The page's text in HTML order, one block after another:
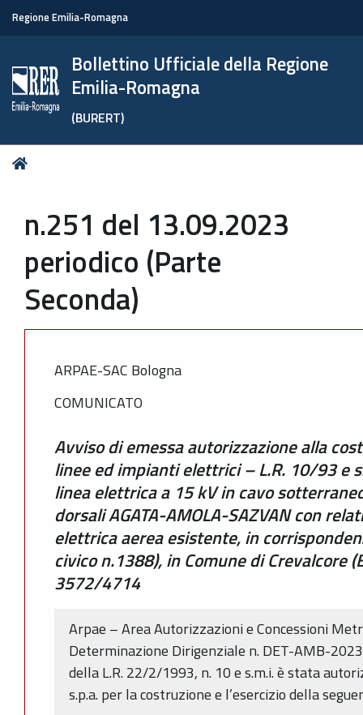
Regione Emilia-Romagna
Bollettino Ufficiale della Regione
Emilia-Romagna
(BURERT)
Tu
n.251 del 13.09.2023
periodico (Parte
Seconda)
ARPAE-SAC Bologna
COMUNICATO
Avviso di emessa autorizzazione alla
linee ed impianti elettrici – L.R. 10/93 e
linea elettrica a 15 kV in cavo
dorsali AGATA-AMOLA-SAZVAN con
elettrica aerea esistente, in
civico n.1388), in Comune di Crevalcore
3572/4714
Arpae – Area Autorizzazioni e Concessioni
Determinazione Dirigenziale n. DET-AMB-
della L.R. 22/2/1993, n. 10 e s.m.i. è stata
s.p.a. per la costruzione e l’esercizio della